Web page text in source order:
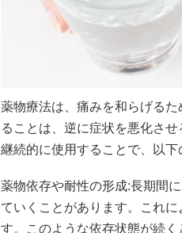
薬物療法は、痛みを和らげる
ることは、逆に症状を悪化さ
継続的に使用することで、以下
薬物依存や耐性の形成:長期間
ていくことがあります。これ
す。このような依存状態が続